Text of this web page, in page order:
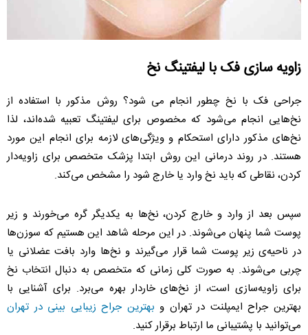
زاویه سازی فک با لیفتینگ نخ
جراحی فک با نخ چطور انجام می شود؟ روش مذکور با استفاده از
نخ‌هایی انجام می‌شود که مخصوص برای لیفتینگ تعبیه شده‌اند، لذا
نخ‌های مذکور دارای استحکام و ویژگی‌های لازمه برای انجام این مورد
هستند. در روند درمانی این روش ابتدا پزشک متخصص برای زاویه‌دار
کردن، نقاطی که باید نخ وارد یا خارج شود را مشخص می‌کند.
سپس بعد از وارد و خارج کردن، نخ‌ها به یکدیگر گره می‌خورند و زیر
پوست شما پنهان می‌شوند. در این مرحله شاهد این هستیم که سوزن‌ها
در ناحیه‌ی زیر پوست شما قرار می‌گیرند و نخ‌ها وارد بافت عضلانی یا
چربی می‌شوند. به صورت کلی زمانی که متخصص به دنبال انتخاب نخ
برای زاویه‌سازی است، از نخ‌های خاردار بهره‌ می‌برد. برای آشنایی با
بهترین جراح ایمپلنت در تهران و بهترین جراح زیبایی بینی در تهران
می‌توانید با پشتیبانی ما ارتباط برقرار کنید.